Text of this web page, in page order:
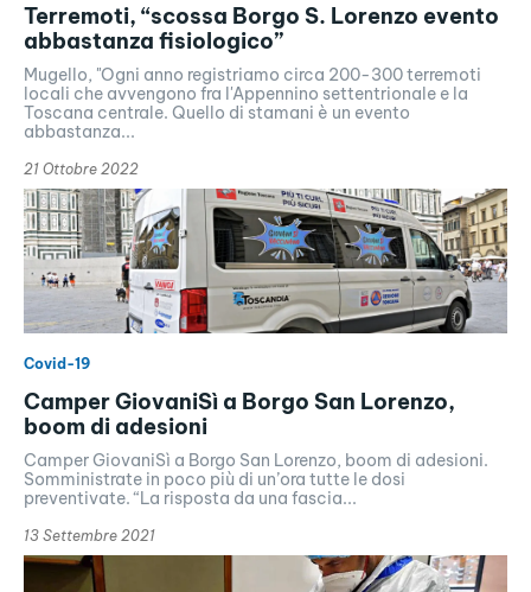
Terremoti, “scossa Borgo S. Lorenzo evento
abbastanza fisiologico”
Mugello, "Ogni anno registriamo circa 200-300 terremoti
locali che avvengono fra l'Appennino settentrionale e la
Toscana centrale. Quello di stamani è un evento
abbastanza...
21 Ottobre 2022
Covid-19
Camper GiovaniSì a Borgo San Lorenzo,
boom di adesioni
Camper GiovaniSì a Borgo San Lorenzo, boom di adesioni.
Somministrate in poco più di un’ora tutte le dosi
preventivate. “La risposta da una fascia...
13 Settembre 2021